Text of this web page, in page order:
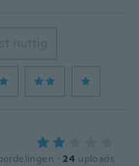
nuttig
· 24 uploads